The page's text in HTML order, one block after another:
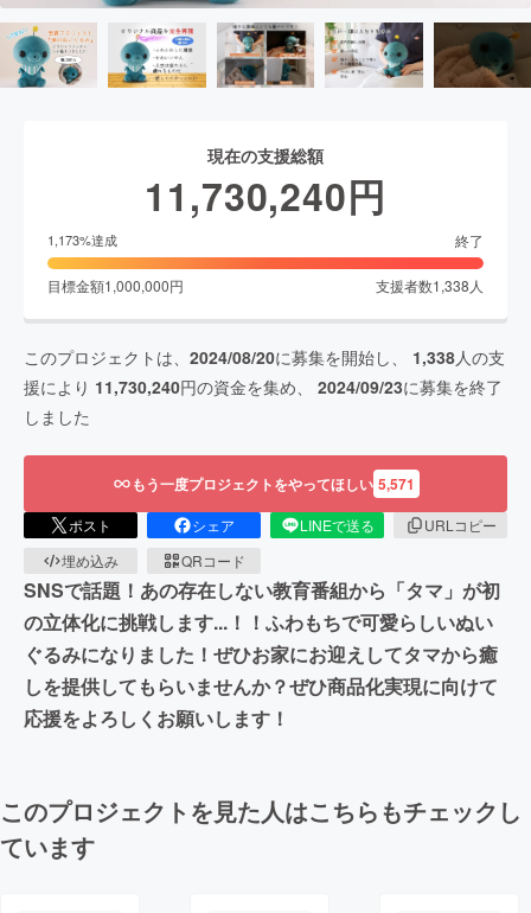
現在の支援総額
11,730,240円
1,173%達成 終了
目標金額1,000,000円 支援者数1,338 人
このプロジェクトは、 2024/08/20に募集を開始し、 1,338人の支
援により 11,730,240円の資金を集め、 2024/09/23に募集を終了
しました
もう一度プロジェクトをやってほしい 5,571
ポスト シェア LINEで送る
URLコピー
埋め込み
QRコード
SNSで話題！あの存在しない教育番組から「タマ」が初
の立体化に挑戦します...！！ふわもちで可愛らしいぬい
ぐるみになりました！ぜひお家にお迎えしてタマから癒
しを提供してもらいませんか？ぜひ商品化実現に向けて
応援をよろしくお願いします！
このプロジェクトを見た人はこちらもチェックし
ています